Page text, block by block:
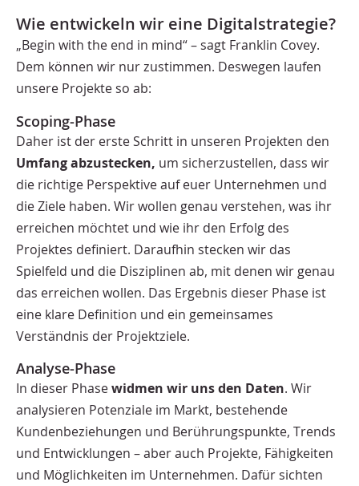
Wie entwickeln wir eine Digitalstrategie?
„Begin with the end in mind“ – sagt Franklin Covey.
Dem können wir nur zustimmen. Deswegen laufen
unsere Projekte so ab:
Scoping-Phase
Daher ist der erste Schritt in unseren Projekten den
Umfang abzustecken, um sicherzustellen, dass wir
die richtige Perspektive auf euer Unternehmen und
die Ziele haben. Wir wollen genau verstehen, was ihr
erreichen möchtet und wie ihr den Erfolg des
Projektes definiert. Daraufhin stecken wir das
Spielfeld und die Disziplinen ab, mit denen wir genau
das erreichen wollen. Das Ergebnis dieser Phase ist
eine klare Definition und ein gemeinsames
Verständnis der Projektziele.
Analyse-Phase
In dieser Phasewidmen wir uns den Daten. Wir
analysieren Potenziale im Markt, bestehende
Kundenbeziehungen und Berührungspunkte, Trends
und Entwicklungen – aber auch Projekte, Fähigkeiten
und Möglichkeiten im Unternehmen. Dafür sichten